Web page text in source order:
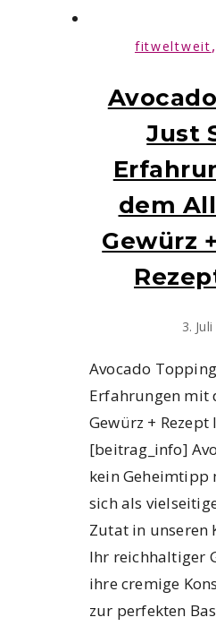
fitweltweit,
Just
dem
Gewürz
3.
Avocado
Erfahrungen mit
Gewürz + Rezept
[beitrag_info]
kein Geheimtipp
sich als
Zutat in unseren
Ihr reichhaltiger
ihre cremige
zur perfekten